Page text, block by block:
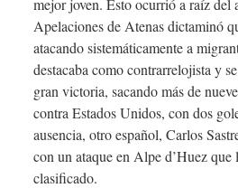
mejor joven. Esto ocurrió a raíz del
Apelaciones de Atenas dictaminó
atacando sistemáticamente a
destacaba como contrarrelojista y
gran victoria, sacando más de
contra Estados Unidos, con dos
ausencia, otro español, Carlos
con un ataque en Alpe d’Huez
clasificado.